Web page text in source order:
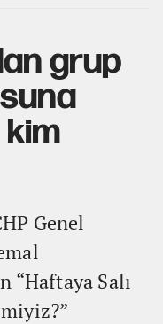
grup
kim
Genel
“Haftaya Salı